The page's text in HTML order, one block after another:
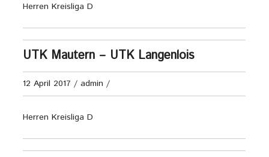
Herren Kreisliga D
UTK Mautern – UTK Langenlois
12 April 2017 / admin /
Herren Kreisliga D